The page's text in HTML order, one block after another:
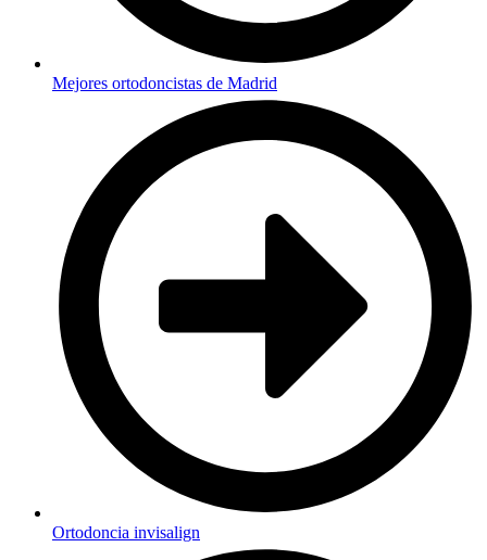
Mejores ortodoncistas de Madrid
Ortodoncia invisalign